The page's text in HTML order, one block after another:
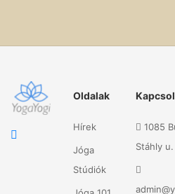
Oldalak
Hírek
Jóga
Stúdiók
1085
Stáhly u.